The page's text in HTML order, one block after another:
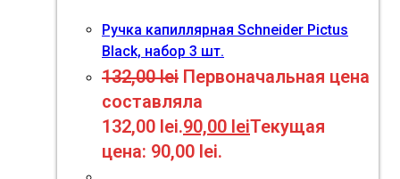
Ручка капиллярная Schneider Pictus
Black, набор 3 шт.
132,00lei Первоначальная цена
составляла
132,00 lei.90,00 leiТекущая
цена: 90,00 lei.